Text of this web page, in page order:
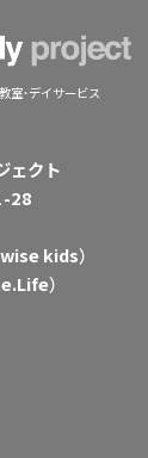
室・デイサービス
ェクト
28
kids）
）